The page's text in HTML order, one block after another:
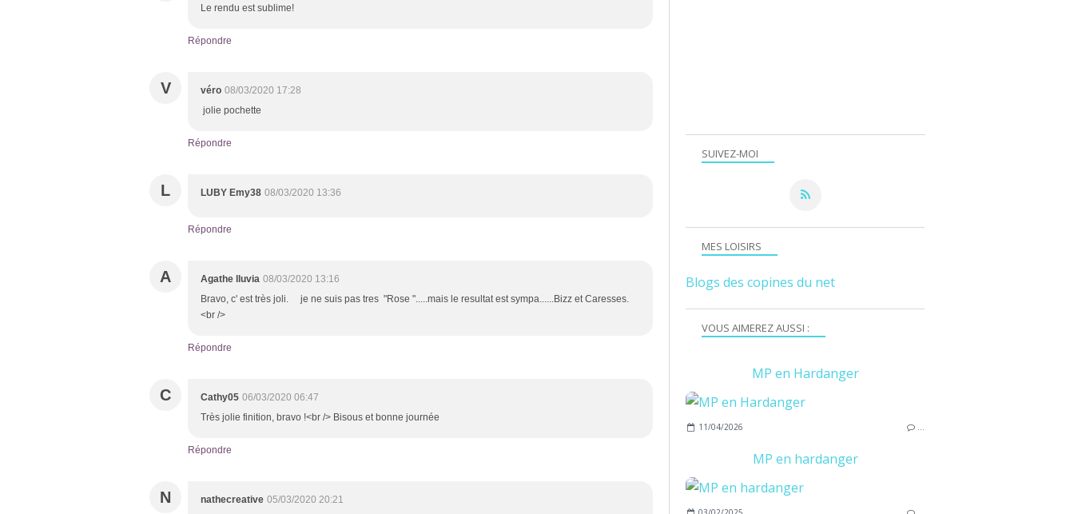
Le rendu est sublime!
Répondre
V véro 08/03/2020 17:28
jolie pochette
Répondre
L LUBY Emy38 08/03/2020 13:36
Répondre
A Agathe lluvia 08/03/2020 13:16
Bravo, c' est très joli. je ne suis pas tres "Rose ".....mais le resultat est sympa......Bizz et Caresses.
<br />
Répondre
C Cathy05 06/03/2020 06:47
Très jolie finition, bravo !<br /> Bisous et bonne journée
Répondre
N nathecreative 05/03/2020 20:21
SUIVEZ-MOI
VOUS AIMEREZ AUSSI :
MP en Hardanger
11/04/2026 …
MP en hardanger
MES LOISIRS
Blogs des copines du net